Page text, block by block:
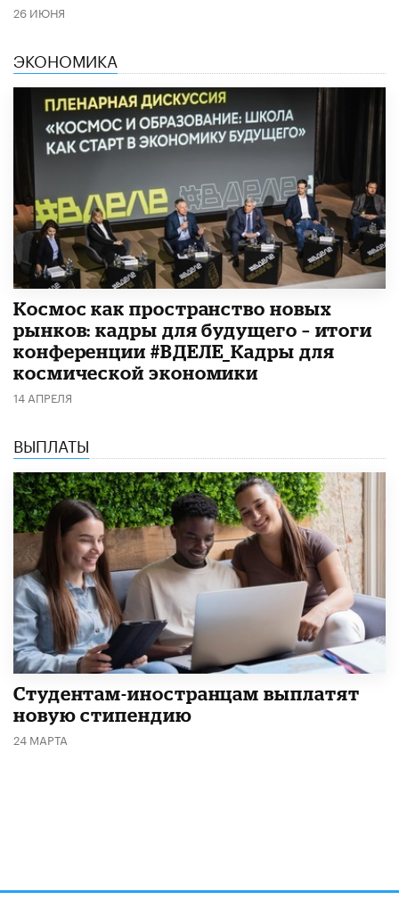
26 ИЮНЯ
ЭКОНОМИКА
Космос как пространство новых
рынков: кадры для будущего – итоги
конференции #ВДЕЛЕ_Кадры для
космической экономики
14 АПРЕЛЯ
ВЫПЛАТЫ
Студентам-иностранцам выплатят
новую стипендию
24 МАРТА